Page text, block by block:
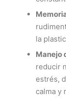
la
Manejo
reducir
estrés,
calma y